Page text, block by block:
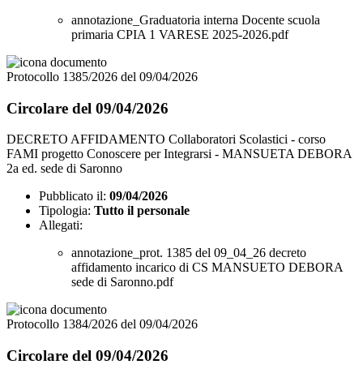
annotazione_Graduatoria interna Docente scuola
primaria CPIA 1 VARESE 2025-2026.pdf
Protocollo 1385/2026 del 09/04/2026
Circolare del 09/04/2026
DECRETO AFFIDAMENTO Collaboratori Scolastici - corso
FAMI progetto Conoscere per Integrarsi - MANSUETA DEBORA
2a ed. sede di Saronno
Pubblicato il: 09/04/2026
Tipologia: Tutto il personale
Allegati:
annotazione_prot. 1385 del 09_04_26 decreto
affidamento incarico di CS MANSUETO DEBORA
sede di Saronno.pdf
Protocollo 1384/2026 del 09/04/2026
Circolare del 09/04/2026